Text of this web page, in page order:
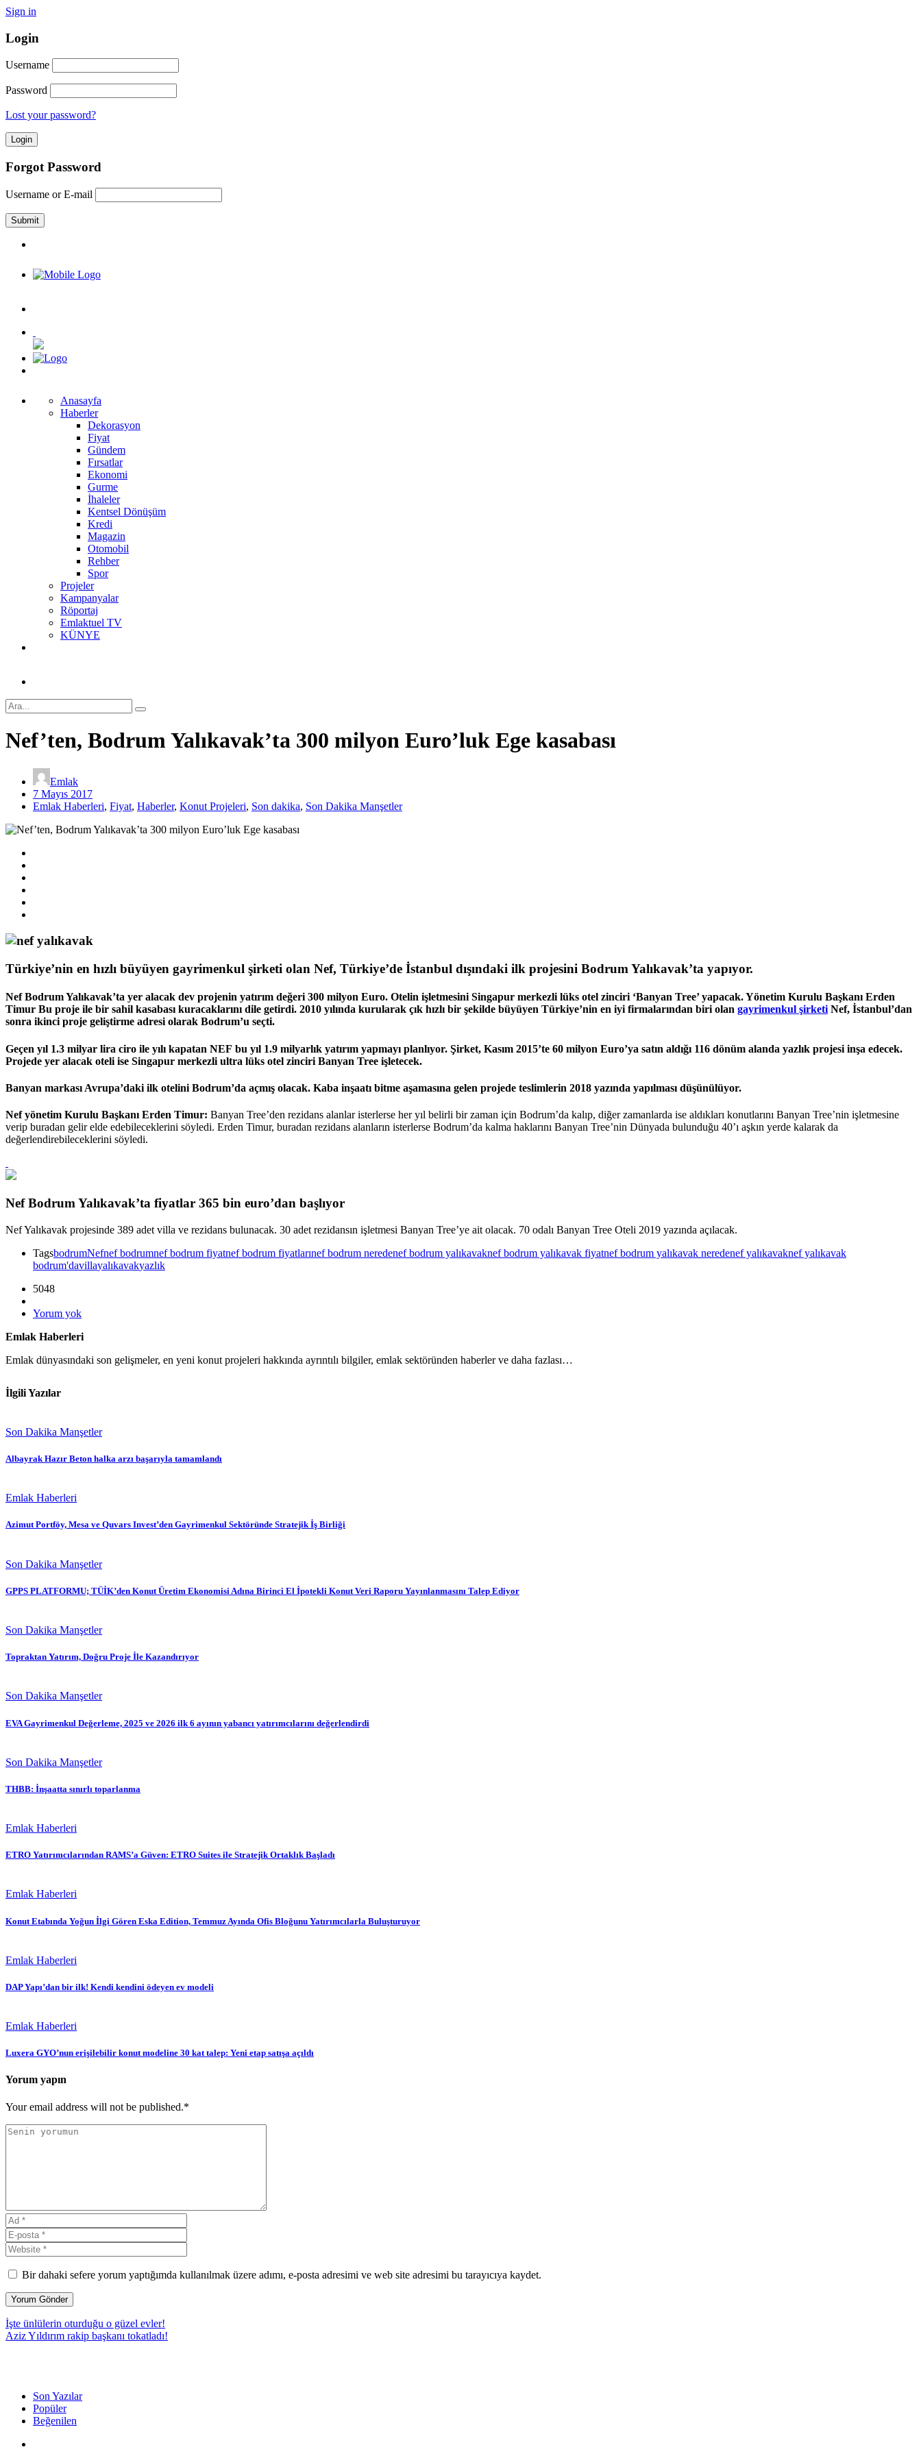
Sign in
Login
Username
Password
Lost your password?
Forgot Password
Username or E-mail
Anasayfa
Haberler
Dekorasyon
Fiyat
Gündem
Fırsatlar
Ekonomi
Gurme
İhaleler
Kentsel Dönüşüm
Kredi
Magazin
Otomobil
Rehber
Spor
Projeler
Kampanyalar
Röportaj
Emlaktuel TV
KÜNYE
Nef’ten, Bodrum Yalıkavak’ta 300 milyon Euro’luk Ege kasabası
Emlak
7 Mayıs 2017
Emlak Haberleri, Fiyat, Haberler, Konut Projeleri, Son dakika, Son Dakika Manşetler
Türkiye’nin en hızlı büyüyen gayrimenkul şirketi olan Nef, Türkiye’de İstanbul dışındaki ilk projesini Bodrum Yalıkavak’ta yapıyor.
Nef Bodrum Yalıkavak’ta yer alacak dev projenin yatırım değeri 300 milyon Euro. Otelin işletmesini Singapur merkezli lüks otel zinciri ‘Banyan Tree’yapacak. Yönetim Kurulu Başkanı Erden
Timur Bu proje ile bir sahil kasabası kuracaklarını dile getirdi. 2010 yılında kurularak çık hızlı bir şekilde büyüyen Türkiye’nin en iyi firmalarından biri olan gayrimenkul şirketiNef, İstanbul’dan
sonra ikinci proje geliştirme adresi olarak Bodrum’u seçti.
Geçen yıl 1.3 milyar lira ciro ile yılı kapatan NEF bu yıl 1.9 milyarlık yatırım yapmayı planlıyor. Şirket, Kasım 2015’te 60 milyon Euro’ya satın aldığı 116 dönüm alanda yazlık projesi inşa edecek.
Projede yer alacak oteli ise Singapur merkezli ultra lüks otel zinciri Banyan Tree işletecek.
Banyan markası Avrupa’daki ilk otelini Bodrum’da açmış olacak. Kaba inşaatı bitme aşamasına gelen projede teslimlerin 2018 yazında yapılması düşünülüyor.
Nef yönetim Kurulu Başkanı Erden Timur: Banyan Tree’den rezidans alanlar isterlerse her yıl belirli bir zaman için Bodrum’da kalıp, diğer zamanlarda ise aldıkları konutlarını Banyan Tree’nin işletmesine
verip buradan gelir elde edebileceklerini söyledi. Erden Timur, buradan rezidans alanların isterlerse Bodrum’da kalma haklarını Banyan Tree’nin Dünyada bulunduğu 40’ı aşkın yerde kalarak da
değerlendirebileceklerini söyledi.
Nef Bodrum Yalıkavak’ta fiyatlar 365 bin euro’dan başlıyor
Nef Yalıkavak projesinde 389 adet villa ve rezidans bulunacak. 30 adet rezidansın işletmesi Banyan Tree’ye ait olacak. 70 odalı Banyan Tree Oteli 2019 yazında açılacak.
TagsbodrumNefnef bodrumnef bodrum fiyatnef bodrum fiyatlarınef bodrum neredenef bodrum yalıkavaknef bodrum yalıkavak fiyatnef bodrum yalıkavak neredenef yalıkavaknef yalıkavak
bodrum'davillayalıkavakyazlık
5048
Yorum yok
Emlak Haberleri
Emlak dünyasındaki son gelişmeler, en yeni konut projeleri hakkında ayrıntılı bilgiler, emlak sektöründen haberler ve daha fazlası…
İlgili Yazılar
Son Dakika Manşetler
Albayrak Hazır Beton halka arzı başarıyla tamamlandı
Emlak Haberleri
Azimut Portföy, Mesa ve Quvars Invest’den Gayrimenkul Sektöründe Stratejik İş Birliği
Son Dakika Manşetler
GPPS PLATFORMU; TÜİK’den Konut Üretim Ekonomisi Adına Birinci El İpotekli Konut Veri Raporu Yayınlanmasını Talep Ediyor
Son Dakika Manşetler
Topraktan Yatırım, Doğru Proje İle Kazandırıyor
Son Dakika Manşetler
EVA Gayrimenkul Değerleme, 2025 ve 2026 ilk 6 ayının yabancı yatırımcılarını değerlendirdi
Son Dakika Manşetler
THBB: İnşaatta sınırlı toparlanma
Emlak Haberleri
ETRO Yatırımcılarından RAMS’a Güven: ETRO Suites ile Stratejik Ortaklık Başladı
Emlak Haberleri
Konut Etabında Yoğun İlgi Gören Eska Edition, Temmuz Ayında Ofis Bloğunu Yatırımcılarla Buluşturuyor
Emlak Haberleri
DAP Yapı’dan bir ilk! Kendi kendini ödeyen ev modeli
Emlak Haberleri
Luxera GYO’nun erişilebilir konut modeline 30 kat talep: Yeni etap satışa açıldı
Yorum yapın
Your email address will not be published.*
Bir dahaki sefere yorum yaptığımda kullanılmak üzere adımı, e-posta adresimi ve web site adresimi bu tarayıcıya kaydet.
İşte ünlülerin oturduğu o güzel evler!
Aziz Yıldırım rakip başkanı tokatladı!
Son Yazılar
Popüler
Beğenilen